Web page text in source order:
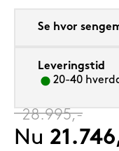
Se hvor
Leveringstid
20-40
‎28.995,-
Nu